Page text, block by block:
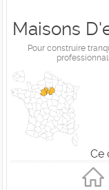
Maisons
Pour construire
Ce